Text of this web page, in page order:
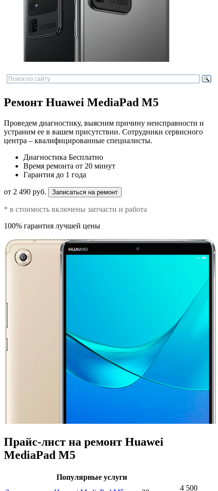
Ремонт Huawei MediaPad M5
Проведем диагностику, выясним причину неисправности и
устраним ее в вашем присутствии. Сотрудники сервисного
центра – квалифицированные специалисты.
Диагностика Бесплатно
Время ремонта от 20 минут
Гарантия до 1 года
от 2 490 руб. Записаться на ремонт
* в стоимость включены запчасти и работа
100% гарантия лучшей цены
Прайс-лист на ремонт Huawei
MediaPad M5
Популярные услуги
4 500